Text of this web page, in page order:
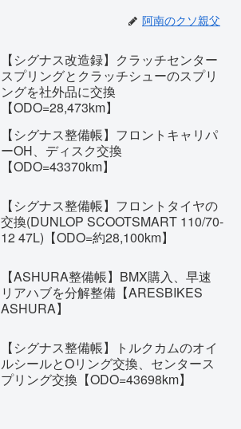
阿南のクソ親父
【シグナス改造録】クラッチセンター
スプリングとクラッチシューのスプリ
ングを社外品に交換
【ODO=28,473km】
【シグナス整備帳】フロントキャリパ
ーOH、ディスク交換
【ODO=43370km】
【シグナス整備帳】フロントタイヤの
交換(DUNLOP SCOOTSMART 110/70-
12 47L)【ODO=約28,100km】
【ASHURA整備帳】BMX購入、早速
リアハブを分解整備【ARESBIKES
ASHURA】
【シグナス整備帳】トルクカムのオイ
ルシールとOリング交換、センタース
プリング交換【ODO=43698km】